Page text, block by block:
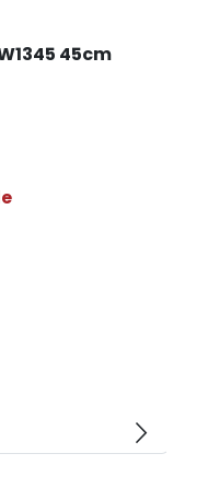
45cm
arrow_forward_ios